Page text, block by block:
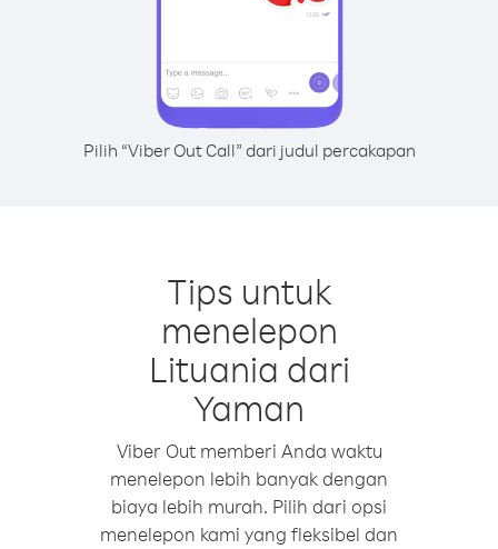
Pilih “Viber Out Call” dari judul percakapan
Tips untuk
menelepon
Lituania dari
Yaman
Viber Out memberi Anda waktu
menelepon lebih banyak dengan
biaya lebih murah. Pilih dari opsi
menelepon kami yang fleksibel dan